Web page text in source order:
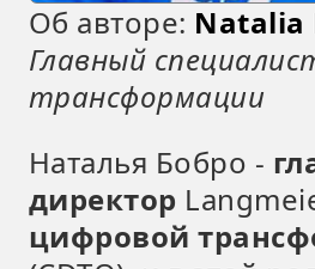
Об авторе: Natalia
Главный
трансформации
Наталья Бобро -
директор
цифровой